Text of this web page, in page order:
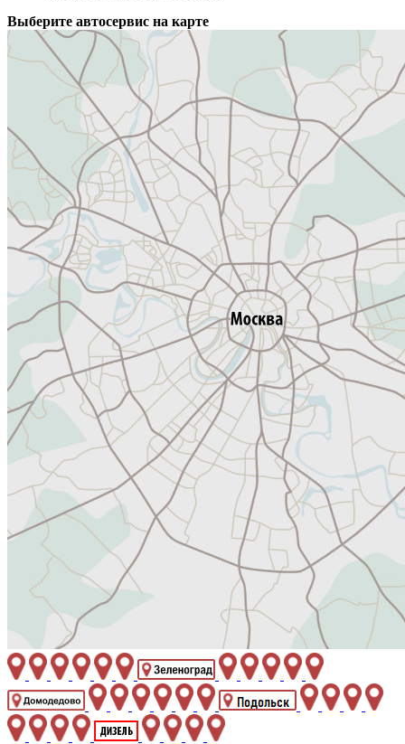
Выберите автосервис на карте